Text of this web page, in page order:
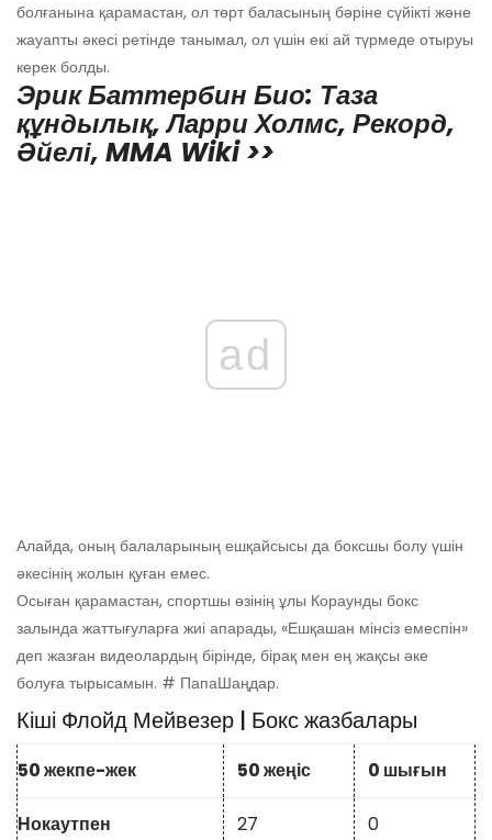
болғанына қарамастан, ол төрт баласының бәріне сүйікті және
жауапты әкесі ретінде танымал, ол үшін екі ай түрмеде отыруы
керек болды.
Эрик Баттербин Био: Таза
құндылық, Ларри Холмс, Рекорд,
Әйелі, MMA Wiki >>
ad
Алайда, оның балаларының ешқайсысы да боксшы болу үшін
әкесінің жолын қуған емес.
Осыған қарамастан, спортшы өзінің ұлы Кораунды бокс
залында жаттығуларға жиі апарады, «Ешқашан мінсіз емеспін»
деп жазған видеолардың бірінде, бірақ мен ең жақсы әке
болуға тырысамын. # ПапаШаңдар.
Кіші Флойд Мейвезер | Бокс жазбалары
50 жекпе-жек 50 жеңіс 0 шығын
Нокаутпен 27 0